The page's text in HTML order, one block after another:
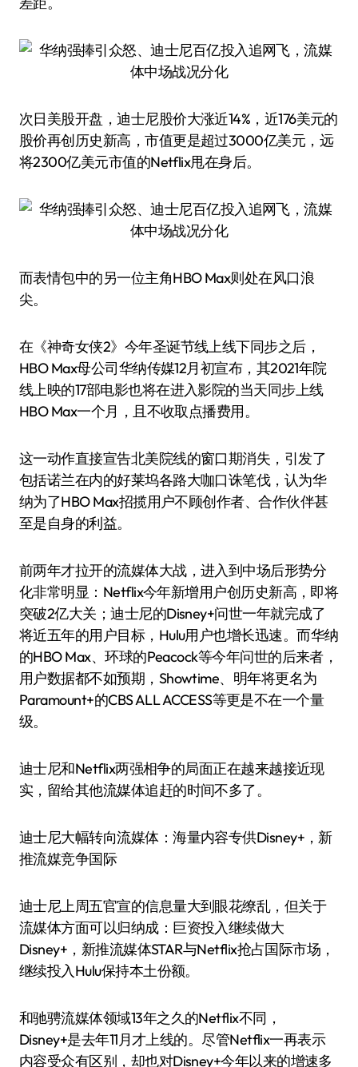
次日美股开盘，迪士尼股价大涨近14%，近176美元的
股价再创历史新高，市值更是超过3000亿美元，远
将2300亿美元市值的Netflix甩在身后。
而表情包中的另一位主角HBO Max则处在风口浪
尖。
在《神奇女侠2》今年圣诞节线上线下同步之后，
HBO Max母公司华纳传媒12月初宣布，其2021年院
线上映的17部电影也将在进入影院的当天同步上线
HBO Max一个月，且不收取点播费用。
这一动作直接宣告北美院线的窗口期消失，引发了
包括诺兰在内的好莱坞各路大咖口诛笔伐，认为华
纳为了HBO Max招揽用户不顾创作者、合作伙伴甚
至是自身的利益。
前两年才拉开的流媒体大战，进入到中场后形势分
化非常明显：Netflix今年新增用户创历史新高，即将
突破2亿大关；迪士尼的Disney+问世一年就完成了
将近五年的用户目标，Hulu用户也增长迅速。而华纳
的HBO Max、环球的Peacock等今年问世的后来者，
用户数据都不如预期，Showtime、明年将更名为
Paramount+的CBS ALL ACCESS等更是不在一个量
级。
迪士尼和Netflix两强相争的局面正在越来越接近现
实，留给其他流媒体追赶的时间不多了。
迪士尼大幅转向流媒体：海量内容专供Disney+，新
推流媒竞争国际
迪士尼上周五官宣的信息量大到眼花缭乱，但关于
流媒体方面可以归纳成：巨资投入继续做大
Disney+，新推流媒体STAR与Netflix抢占国际市场，
继续投入Hulu保持本土份额。
和驰骋流媒体领域13年之久的Netflix不同，
Disney+是去年11月才上线的。尽管Netflix一再表示
内容受众有区别，却也对Disney+今年以来的增速多